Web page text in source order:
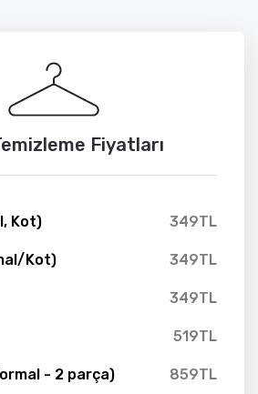
Fiyatları
Kot) 349TL
Kot) 349TL
349TL
519TL
- 2 parça) 859TL